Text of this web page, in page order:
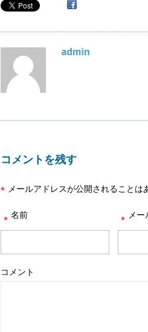
admin
コメントを残す
メールアドレスが公開されることは
*
名前
* メ
*
コメント